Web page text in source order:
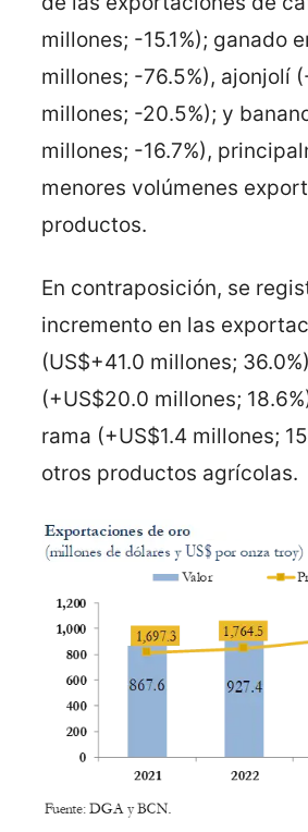
millones; -15.1%); ganado
millones; -76.5%), ajonjolí
millones; -20.5%); y
millones; -16.7%),
menores volúmenes
productos.
En contraposición, se
incremento en las
(US$+41.0 millones;
(+US$20.0 millones;
rama (+US$1.4 millones;
otros productos agrícolas.